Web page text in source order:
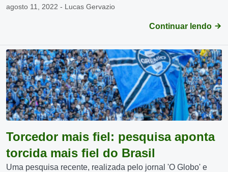
agosto 11, 2022 - Lucas Gervazio
Continuar lendo
Torcedor mais fiel: pesquisa aponta
torcida mais fiel do Brasil
Uma pesquisa recente, realizada pelo jornal 'O Globo' e